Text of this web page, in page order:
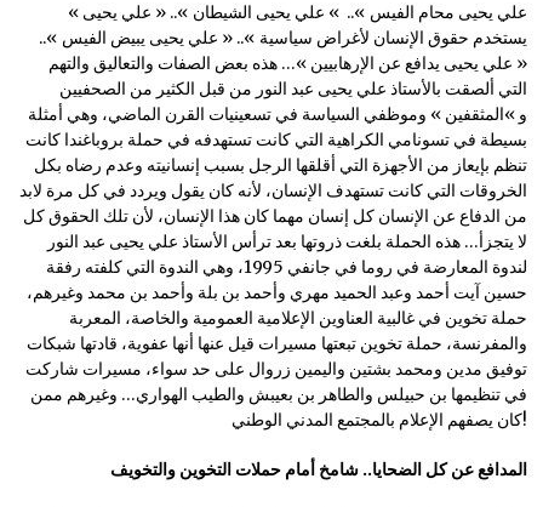
« علي يحيى محام الفيس ».. » علي يحيى الشيطان ».. « علي يحيى
يستخدم حقوق الإنسان لأغراض سياسية ».. « علي يحيى يبيض الفيس »..
« علي يحيى يدافع عن الإرهابيين »… هذه بعض الصفات والتعاليق والتهم
التي ألصقت بالأستاذ علي يحيى عبد النور من قبل الكثير من الصحفيين
و »المثقفين » وموظفي السياسة في تسعينيات القرن الماضي، وهي أمثلة
بسيطة في تسونامي الكراهية التي كانت تستهدفه في حملة بروباغندا كانت
تنظم بإيعاز من الأجهزة التي أقلقها الرجل بسبب إنسانيته وعدم رضاه بكل
الخروقات التي كانت تستهدف الإنسان، لأنه كان يقول ويردد في كل مرة لابد
من الدفاع عن الإنسان كل إنسان مهما كان هذا الإنسان، لأن تلك الحقوق كل
لا يتجزأ… هذه الحملة بلغت ذروتها بعد ترأس الأستاذ علي يحيى عبد النور
لندوة المعارضة في روما في جانفي 1995، وهي الندوة التي كلفته رفقة
حسين آيت أحمد وعبد الحميد مهري وأحمد بن بلة وأحمد بن محمد وغيرهم،
حملة تخوين في غالبية العناوين الإعلامية العمومية والخاصة، المعربة
والمفرنسة، حملة تخوين تبعتها مسيرات قيل عنها أنها عفوية، قادتها شبكات
توفيق مدين ومحمد بشتين واليمين زروال على حد سواء، مسيرات شاركت
في تنظيمها بن حبيلس والطاهر بن بعيبش والطيب الهواري… وغيرهم ممن
كان يصفهم الإعلام بالمجتمع المدني الوطني!
المدافع عن كل الضحايا.. شامخ أمام حملات التخوين والتخويف